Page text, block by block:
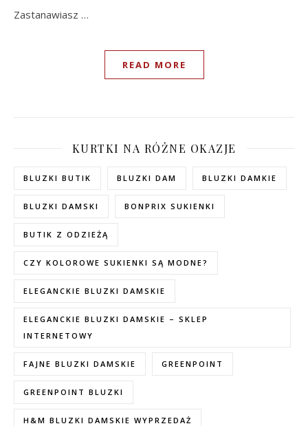
Zastanawiasz …
READ MORE
KURTKI NA RÓŻNE OKAZJE
BLUZKI BUTIK BLUZKI DAM BLUZKI DAMKIE
BLUZKI DAMSKI BONPRIX SUKIENKI
BUTIK Z ODZIEŻĄ
CZY KOLOROWE SUKIENKI SĄ MODNE?
ELEGANCKIE BLUZKI DAMSKIE
ELEGANCKIE BLUZKI DAMSKIE – SKLEP
INTERNETOWY
FAJNE BLUZKI DAMSKIE GREENPOINT
GREENPOINT BLUZKI
H&M BLUZKI DAMSKIE WYPRZEDAŻ